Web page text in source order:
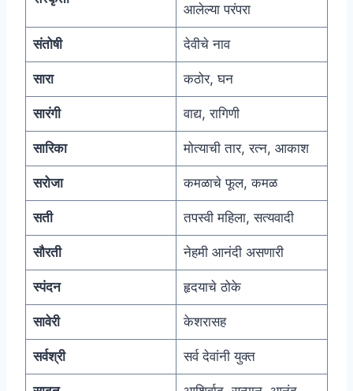
आलेल्या परंपरा
संतोषी देवीचे नाव
सारा कठोर, घन
सारंगी वाद्य, रागिणी
सारिका मोत्याची तार, रत्न, आकाश
सरोजा कमळाचे फूल, कमळ
सती तपस्वी महिला, सत्यवादी
सौरती नेहमी आनंदी असणारी
स्पंदन हृदयाचे ठोके
सावेरी केशरासह
सर्वश्री सर्व देवांनी युक्त